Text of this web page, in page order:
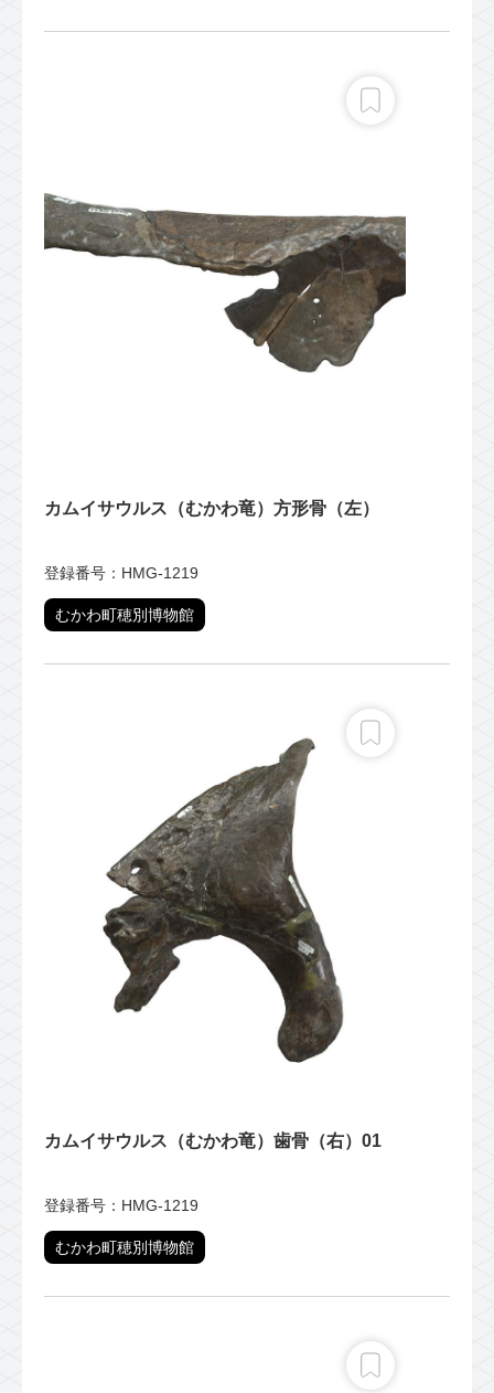
カムイサウルス（むかわ竜）方形骨（左）
登録番号：HMG-1219
むかわ町穂別博物館
カムイサウルス（むかわ竜）歯骨（右）01
登録番号：HMG-1219
むかわ町穂別博物館